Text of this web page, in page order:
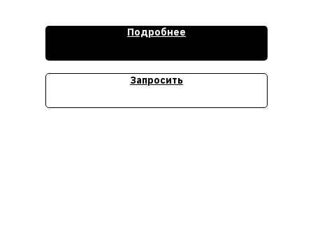
Стоимость уточняйтеПодробнее
Запросить